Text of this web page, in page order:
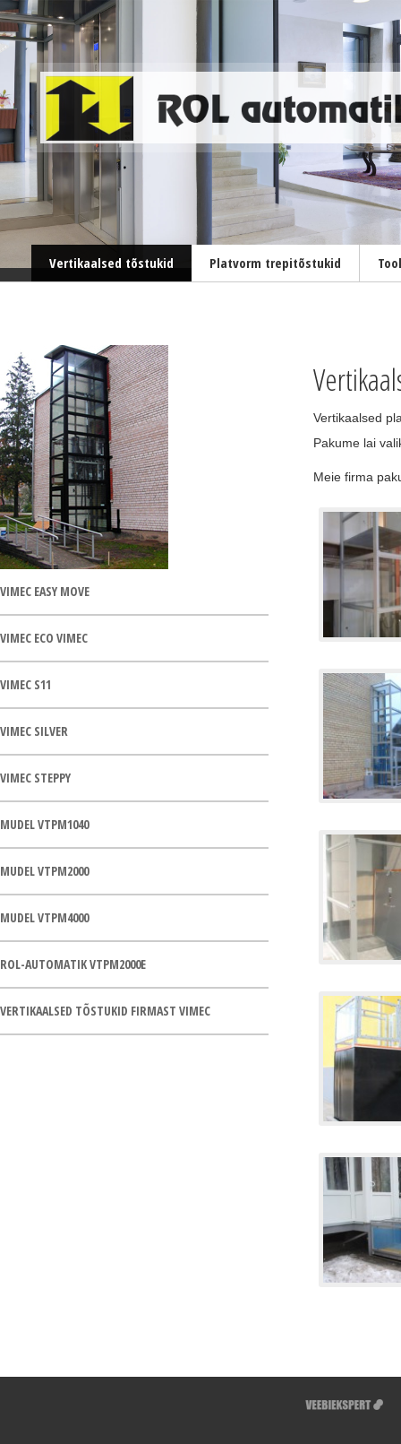
Vertikaalsed tõstukid Platvorm trepitõstukid
VIMEC EASY MOVE
VIMEC ECO VIMEC
VIMEC S11
VIMEC SILVER
VIMEC STEPPY
MUDEL VTPM1040
MUDEL VTPM2000
MUDEL VTPM4000
ROL-AUTOMATIK VTPM2000E
VERTIKAALSED TÕSTUKID FIRMAST VIMEC
Vertikaalsed
Pakume lai
Meie firma